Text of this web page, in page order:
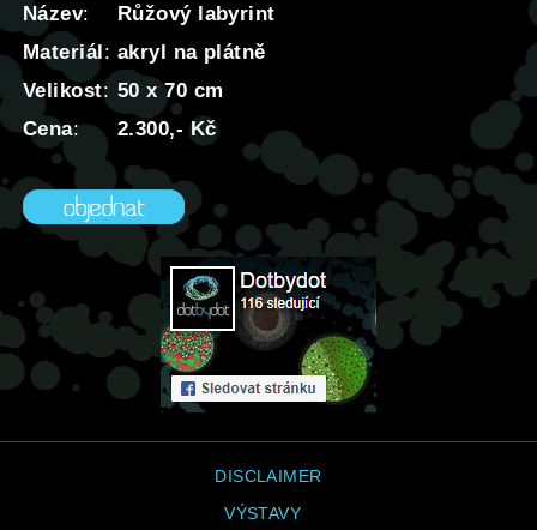
Název:
Růžový labyrint
Materiál: akryl na plátně
Velikost: 50 x 70 cm
Cena: 2.300,- Kč
DISCLAIMER
VÝSTAVY